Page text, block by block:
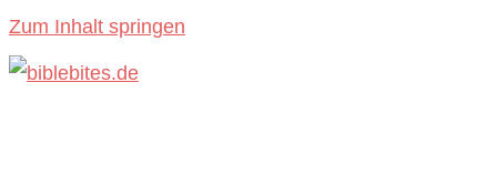
Zum Inhalt springen